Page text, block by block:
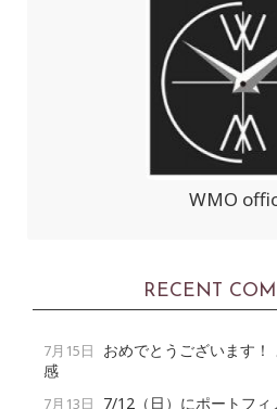
WMO
RECENT
7月15日
おめでとうございます
感
7月13日 7/12（日）にポートフ